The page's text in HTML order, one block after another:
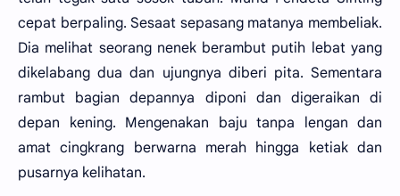
cepat berpaling. Sesaat sepasang matanya membeliak.
Dia melihat seorang nenek berambut putih lebat yang
dikelabang dua dan ujungnya diberi pita. Sementara
rambut bagian depannya diponi dan digeraikan di
depan kening. Mengenakan baju tanpa lengan dan
amat cingkrang berwarna merah hingga ketiak dan
pusarnya kelihatan.